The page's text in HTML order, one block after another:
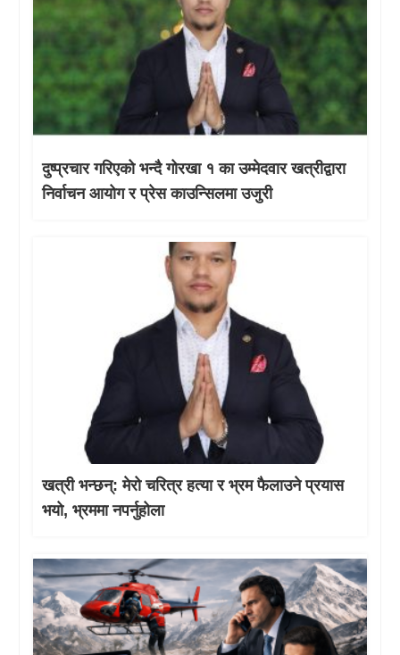
दुष्प्रचार गरिएको भन्दै गोरखा १ का उम्मेदवार खत्रीद्वारा
निर्वाचन आयोग र प्रेस काउन्सिलमा उजुरी
खत्री भन्छन्: मेरो चरित्र हत्या र भ्रम फैलाउने प्रयास
भयो, भ्रममा नपर्नुहोला